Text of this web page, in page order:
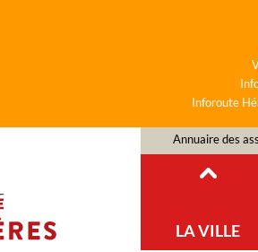
Inforoute
Annuaire des
LA VILLE